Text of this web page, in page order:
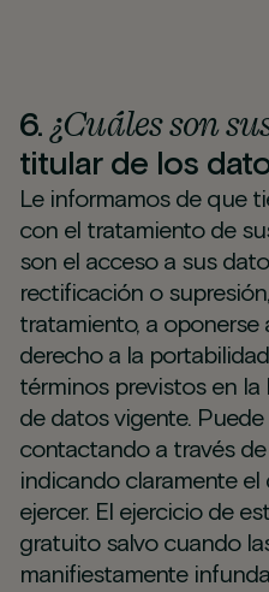
6.¿Cuáles son
titular de los
Le informamos de que
con el tratamiento de
son el acceso a sus
rectificación o
tratamiento, a oponerse
derecho a la
términos previstos en
de datos vigente.
contactando a través
indicando claramente
ejercer. El ejercicio de
gratuito salvo cuando
manifiestamente